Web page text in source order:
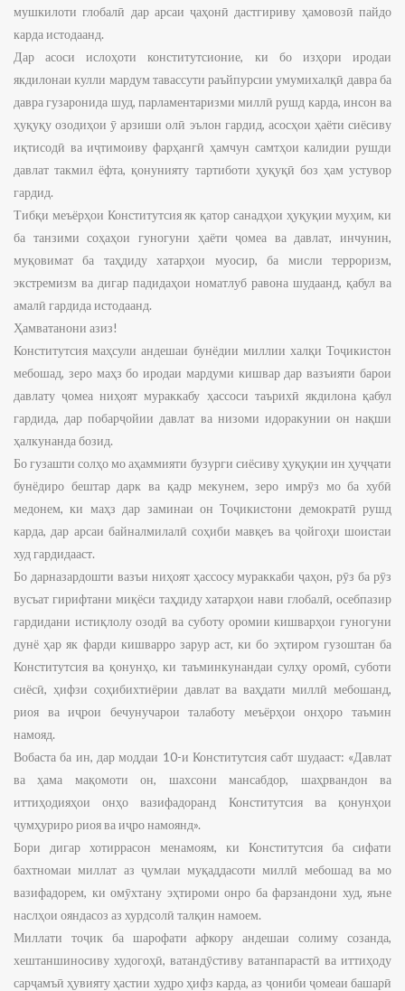
мушкилоти глобалӣ дар арсаи ҷаҳонӣ дастгириву ҳамовозӣ пайдо
карда истодаанд.
Дар асоси ислоҳоти конститутсионие, ки бо изҳори иродаи
якдилонаи кулли мардум тавассути раъйпурсии умумихалқӣ давра ба
давра гузаронида шуд, парламентаризми миллӣ рушд карда, инсон ва
ҳуқуқу озодиҳои ӯ арзиши олӣ эълон гардид, асосҳои ҳаёти сиёсиву
иқтисодӣ ва иҷтимоиву фарҳангӣ ҳамчун самтҳои калидии рушди
давлат такмил ёфта, қонунияту тартиботи ҳуқуқӣ боз ҳам устувор
гардид.
Тибқи меъёрҳои Конститутсия як қатор санадҳои ҳуқуқии муҳим, ки
ба танзими соҳаҳои гуногуни ҳаёти ҷомеа ва давлат, инчунин,
муқовимат ба таҳдиду хатарҳои муосир, ба мисли терроризм,
экстремизм ва дигар падидаҳои номатлуб равона шудаанд, қабул ва
амалӣ гардида истодаанд.
Ҳамватанони азиз!
Конститутсия маҳсули андешаи бунёдии миллии халқи Тоҷикистон
мебошад, зеро маҳз бо иродаи мардуми кишвар дар вазъияти барои
давлату ҷомеа ниҳоят мураккабу ҳассоси таърихӣ якдилона қабул
гардида, дар побарҷойии давлат ва низоми идоракунии он нақши
ҳалкунанда бозид.
Бо гузашти солҳо мо аҳаммияти бузурги сиёсиву ҳуқуқии ин ҳуҷҷати
бунёдиро бештар дарк ва қадр мекунем, зеро имрӯз мо ба хубӣ
медонем, ки маҳз дар заминаи он Тоҷикистони демократӣ рушд
карда, дар арсаи байналмилалӣ соҳиби мавқеъ ва ҷойгоҳи шоистаи
худ гардидааст.
Бо дарназардошти вазъи ниҳоят ҳассосу мураккаби ҷаҳон, рӯз ба рӯз
вусъат гирифтани миқёси таҳдиду хатарҳои нави глобалӣ, осебпазир
гардидани истиқлолу озодӣ ва суботу оромии кишварҳои гуногуни
дунё ҳар як фарди кишварро зарур аст, ки бо эҳтиром гузоштан ба
Конститутсия ва қонунҳо, ки таъминкунандаи сулҳу оромӣ, суботи
сиёсӣ, ҳифзи соҳибихтиёрии давлат ва ваҳдати миллӣ мебошанд,
риоя ва иҷрои бечунучарои талаботу меъёрҳои онҳоро таъмин
намояд.
Вобаста ба ин, дар моддаи 10-и Конститутсия сабт шудааст: «Давлат
ва ҳама мақомоти он, шахсони мансабдор, шаҳрвандон ва
иттиҳодияҳои онҳо вазифадоранд Конститутсия ва қонунҳои
ҷумҳуриро риоя ва иҷро намоянд».
Бори дигар хотиррасон менамоям, ки Конститутсия ба сифати
бахтномаи миллат аз ҷумлаи муқаддасоти миллӣ мебошад ва мо
вазифадорем, ки омӯхтану эҳтироми онро ба фарзандони худ, яъне
наслҳои ояндасоз аз хурдсолӣ талқин намоем.
Миллати тоҷик ба шарофати афкору андешаи солиму созанда,
хештаншиносиву худогоҳӣ, ватандӯстиву ватанпарастӣ ва иттиҳоду
сарҷамъӣ ҳувияту ҳастии худро ҳифз карда, аз ҷониби ҷомеаи башарӣ